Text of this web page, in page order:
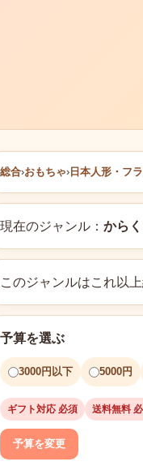
総合›おもちゃ› 日本人形・フ
現在のジャンル： から
このジャンルはこれ以
予算を選ぶ
3000円以下 5000円
ギフト対応 必須 送料無料
予算を変更